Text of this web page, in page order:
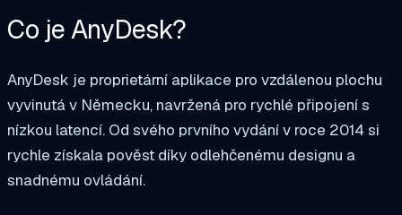
Co je AnyDesk?
AnyDesk je proprietární aplikace pro vzdálenou plochu
vyvinutá v Německu, navržená pro rychlé připojení s
nízkou latencí. Od svého prvního vydání v roce 2014 si
rychle získala pověst díky odlehčenému designu a
snadnému ovládání.